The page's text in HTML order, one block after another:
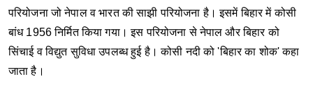
परियोजना जो नेपाल व भारत की साझी परियोजना है। इसमें बिहार में कोसी
बांध 1956 निर्मित किया गया। इस परियोजना से नेपाल और बिहार को
सिंचाई व विद्युत सुविधा उपलब्ध हुई है। कोसी नदी को 'बिहार का शोक' कहा
जाता है।